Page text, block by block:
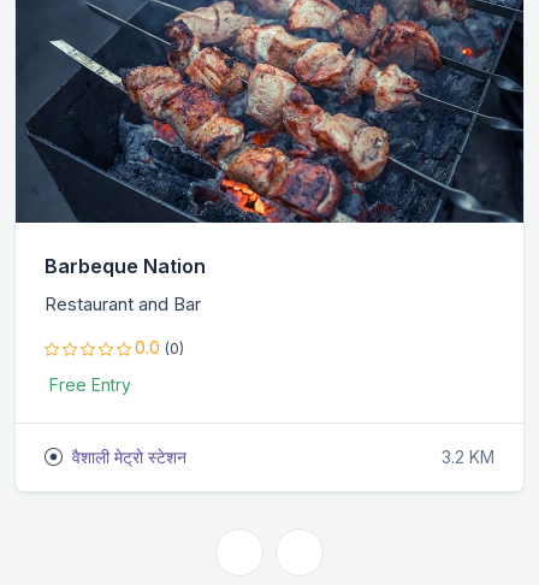
Barbeque Nation
Restaurant and Bar
0.0 (0)
Free Entry
वैशाली मेट्रो स्टेशन 3.2 KM